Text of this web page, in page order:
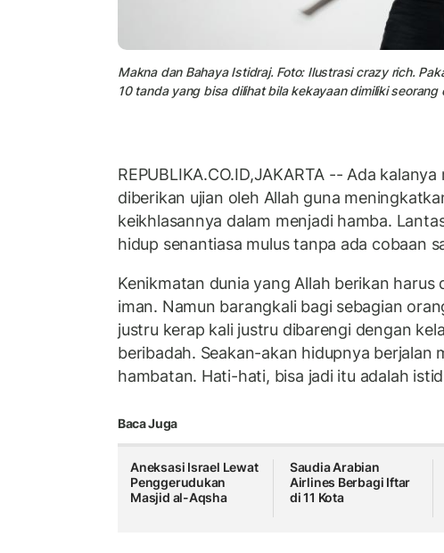
Makna dan Bahaya Istidraj. Foto: Ilustrasi crazy rich.
10 tanda yang bisa dilihat bila kekayaan dimiliki
REPUBLIKA.CO.ID,JAKARTA -- Ada
diberikan ujian oleh Allah guna
keikhlasannya dalam menjadi hamba.
hidup senantiasa mulus tanpa ada cobaan
Kenikmatan dunia yang Allah berikan harus
iman. Namun barangkali bagi sebagian
justru kerap kali justru dibarengi dengan
beribadah. Seakan-akan hidupnya berjalan
hambatan. Hati-hati, bisa jadi itu adalah
Baca Juga
Aneksasi Israel Lewat
Penggerudukan
Masjid al-Aqsha
Saudia Arabian
Airlines Berbagi Iftar
di 11 Kota